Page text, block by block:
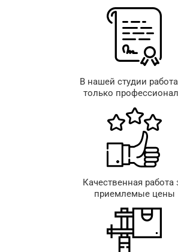
В нашей студии
только
Качественная работа
приемлемые цены